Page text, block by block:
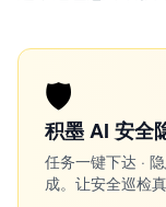
🛡️
积墨 AI 安全
任务一键下达 ·
成。让安全巡检